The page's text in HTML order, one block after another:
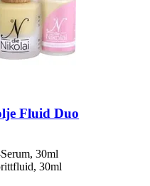
Fluid Duo
30ml
30ml